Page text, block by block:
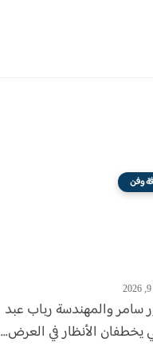
وفن
سامر والمهندسة رباب عبد
يخطفان الأنظار في العرض...